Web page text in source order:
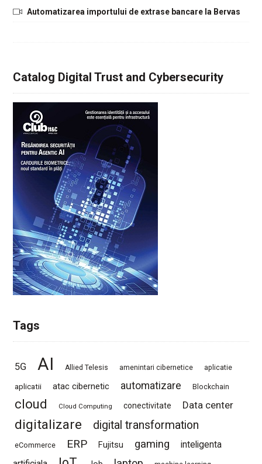
Automatizarea importului de extrase bancare la Bervas
Catalog Digital Trust and Cybersecurity
Tags
5G AI Allied Telesis amenintari cibernetice aplicatie
aplicatii atac cibernetic automatizare Blockchain
cloud Cloud Computing conectivitate Data center
digitalizare digital transformation
eCommerce ERP Fujitsu gaming
inteligenta